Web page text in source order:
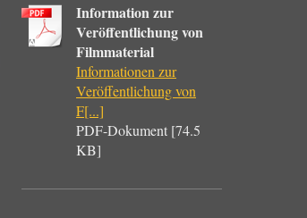
Information zur
Veröffentlichung von
Filmmaterial
Informationen zur
Veröffentlichung von
F[...]
PDF-Dokument [74.5
KB]